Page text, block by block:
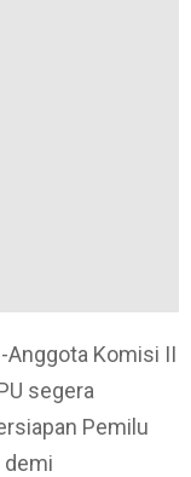
-Anggota Komisi II
segera
Pemilu
demi